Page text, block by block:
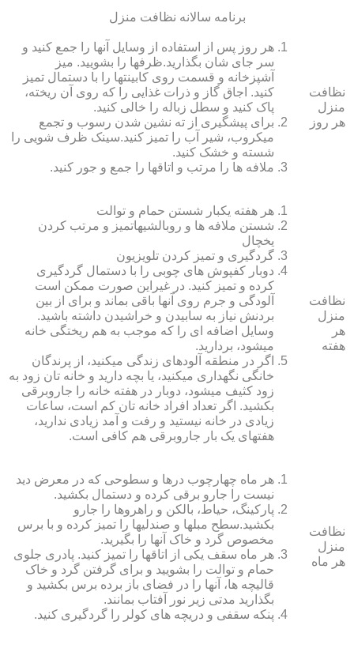
برنامه سالانه نظافت منزل
نظافت
منزل
هر روز
هر روز پس از استفاده از وسایل آنها را جمع کنید و
سر جای شان بگذارید.ظرف‏ها را بشویید. میز
آشپزخانه و قسمت روی کابینت‏ها را با دستمال تمیز
کنید. اجاق گاز و ذرات غذایی را که روی آن ریخته،
پاک کنید و سطل زباله را خالی کنید.
برای پیشگیری از ته نشین شدن رسوب و تجمع
میکروب، شیر آب را تمیز کنید.سینک ظرف شویی را
شسته و خشک کنید.
ملافه‏ ها را مرتب و اتاق‏ها را جمع و جور کنید.
نظافت
منزل
هر
هفته
هر هفته یکبار شستن حمام و توالت
شستن ملافه‏ ها و روبالشی‎هاتمیز و مرتب کردن
یخچال
گردگیری و تمیز کردن تلویزیون
دوبار کفپوش‏ های چوبی را با دستمال گردگیری
کرده و تمیز کنید. در غیراین صورت ممکن است
آلودگی و جرم روی آنها باقی بماند و برای از بین
بردنش نیاز به سابیدن و خراشیدن داشته باشید.
وسایل اضافه ای را که موجب به هم ریختگی خانه
می‏شود، بردارید.
اگر در منطقه آلوده‏ای زندگی می‏کنید، از پرندگان
خانگی نگهداری می‏کنید، یا بچه دارید و خانه‏ تان زود به
زود کثیف می‏شود، دوبار در هفته خانه را جاروبرقی
بکشید. اگر تعداد افراد خانه ‏تان کم است، ساعات
زیادی در خانه نیستید و رفت و آمد زیادی ندارید،
هفته‏ای یک بار جاروبرقی هم کافی است.
نظافت
منزل
هر ماه
هر ماه چهارچوب درها و سطوحی که در معرض دید
نیست را جارو برقی کرده و دستمال بکشید.
پارکینگ، حیاط، بالکن و راهروها را جارو
بکشید.سطح مبل‏ها و صندلی‏ها را تمیز کرده و با برس
مخصوص گرد و خاک آنها را بگیرید.
هر ماه سقف یکی از اتاق‏ها را تمیز کنید. پادری جلوی
حمام و توالت را بشویید و برای گرفتن گرد و خاک
قالیچه‏ ها، آنها را در فضای باز برده برس بکشید و
بگذارید مدتی زیر نور آفتاب بمانند.
پنکه سقفی و دریچه‏ های کولر را گردگیری کنید.